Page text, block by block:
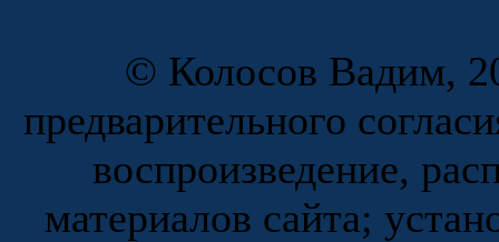
© Колосов Вадим,
предварительного
воспроизведение,
материалов сайта;